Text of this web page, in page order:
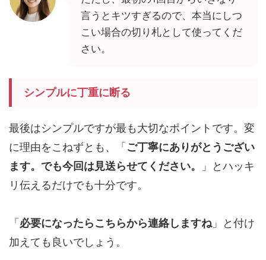
言うとキツすぎるので、本当にしつ
こい場合の切り札として使ってくだ
さい。
シンプルに丁重に断る
最後はシンプルですが最も大切なポイントです。変
に理由をこねずとも、「 ご丁寧にありがとうござい
ます。でも今回は見送らせてください。
」とハッキ
リ伝えるだけでも十分です。
「 必要になったらこちらから連絡しますね 」と付け
加えても良いでしょう。